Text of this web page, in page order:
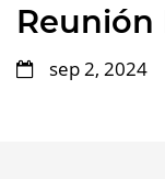
Reunión
sep 2, 2024